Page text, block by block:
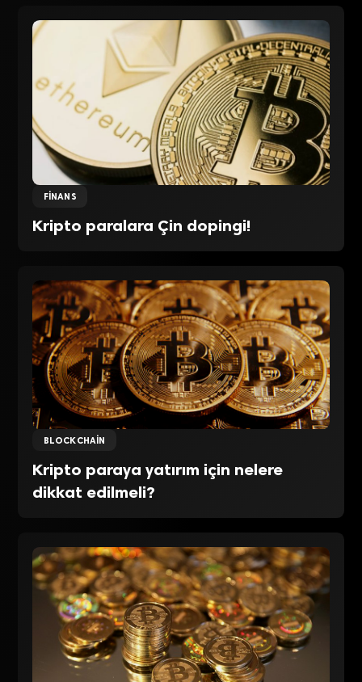
FINANS
Kripto paralara Çin dopingi!
BLOCKCHAIN
Kripto paraya yatırım için nelere
dikkat edilmeli?